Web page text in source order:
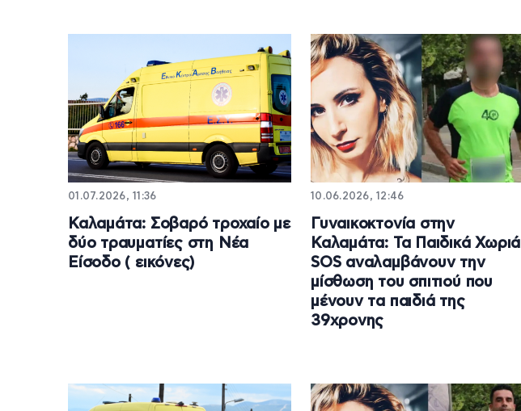
01.07.2026, 11:36
Καλαμάτα: Σοβαρό τροχαίο με
δύο τραυματίες στη Νέα
Είσοδο ( εικόνες)
10.06.2026, 12:46
Γυναικοκτονία στην
Καλαμάτα: Τα Παιδικά Χωριά
SOS αναλαμβάνουν την
μίσθωση του σπιτιού που
μένουν τα παιδιά της
39χρονης